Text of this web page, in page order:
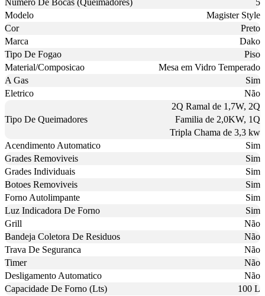
Numero De Bocas (Queimadores)
5
Modelo
Magister Style
Cor
Preto
Marca
Dako
Tipo De Fogao
Piso
Material/Composicao
Mesa em Vidro Temperado
A Gas
Sim
Eletrico
Não
Tipo De Queimadores
2Q Ramal de 1,7W, 2Q
Familia de 2,0KW, 1Q
Tripla Chama de 3,3 kw
Acendimento Automatico
Sim
Grades Removiveis
Sim
Grades Individuais
Sim
Botoes Removiveis
Sim
Forno Autolimpante
Sim
Luz Indicadora De Forno
Sim
Grill
Não
Bandeja Coletora De Residuos
Não
Trava De Seguranca
Não
Timer
Não
Desligamento Automatico
Não
Capacidade De Forno (Lts)
100 L